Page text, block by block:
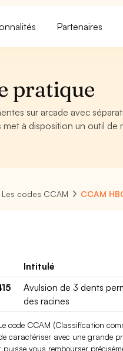
Partenaires
pratique
sur arcade avec
à disposition un outil de
Les codes CCAM CCAM
Intitulé
Avulsion de 3 dents
des racines
code CCAM (Classification
caractériser avec une grande
puisse vous rembourser